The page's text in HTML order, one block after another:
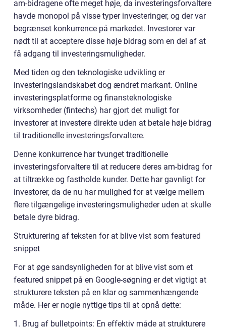
am-bidragene ofte meget høje, da investeringsforvaltere
havde monopol på visse typer investeringer, og der var
begrænset konkurrence på markedet. Investorer var
nødt til at acceptere disse høje bidrag som en del af at
få adgang til investeringsmuligheder.
Med tiden og den teknologiske udvikling er
investeringslandskabet dog ændret markant. Online
investeringsplatforme og finansteknologiske
virksomheder (fintechs) har gjort det muligt for
investorer at investere direkte uden at betale høje bidrag
til traditionelle investeringsforvaltere.
Denne konkurrence har tvunget traditionelle
investeringsforvaltere til at reducere deres am-bidrag for
at tiltrække og fastholde kunder. Dette har gavnligt for
investorer, da de nu har mulighed for at vælge mellem
flere tilgængelige investeringsmuligheder uden at skulle
betale dyre bidrag.
Strukturering af teksten for at blive vist som featured
snippet
For at øge sandsynligheden for at blive vist som et
featured snippet på en Google-søgning er det vigtigt at
strukturere teksten på en klar og sammenhængende
måde. Her er nogle nyttige tips til at opnå dette:
1. Brug af bulletpoints: En effektiv måde at strukturere